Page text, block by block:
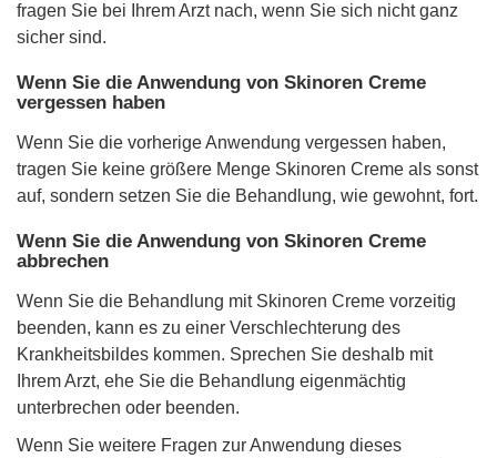
fragen Sie bei Ihrem Arzt nach, wenn Sie sich nicht ganz
sicher sind.
Wenn Sie die Anwendung von Skinoren Creme
vergessen haben
Wenn Sie die vorherige Anwendung vergessen haben,
tragen Sie keine größere Menge Skinoren Creme als sonst
auf, sondern setzen Sie die Behandlung, wie gewohnt, fort.
Wenn Sie die Anwendung von Skinoren Creme
abbrechen
Wenn Sie die Behandlung mit Skinoren Creme vorzeitig
beenden, kann es zu einer Verschlechterung des
Krankheitsbildes kommen. Sprechen Sie deshalb mit
Ihrem Arzt, ehe Sie die Behandlung eigenmächtig
unterbrechen oder beenden.
Wenn Sie weitere Fragen zur Anwendung dieses